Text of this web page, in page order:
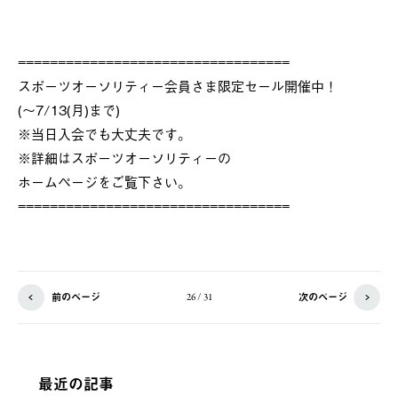
==================================
スポーツオーソリティー会員さま限定セール開催中！
(～7/13(月)まで)
※当日入会でも大丈夫です。
※詳細はスポーツオーソリティーの
ホームページをご覧下さい。
==================================
前のページ 26 / 31 次のページ
最近の記事